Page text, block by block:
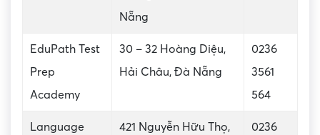
Nẵng
EduPath Test
Prep
Academy
30 – 32 Hoàng Diệu,
Hải Châu, Đà Nẵng
0236
3561
564
Language
421 Nguyễn Hữu Thọ,
0236